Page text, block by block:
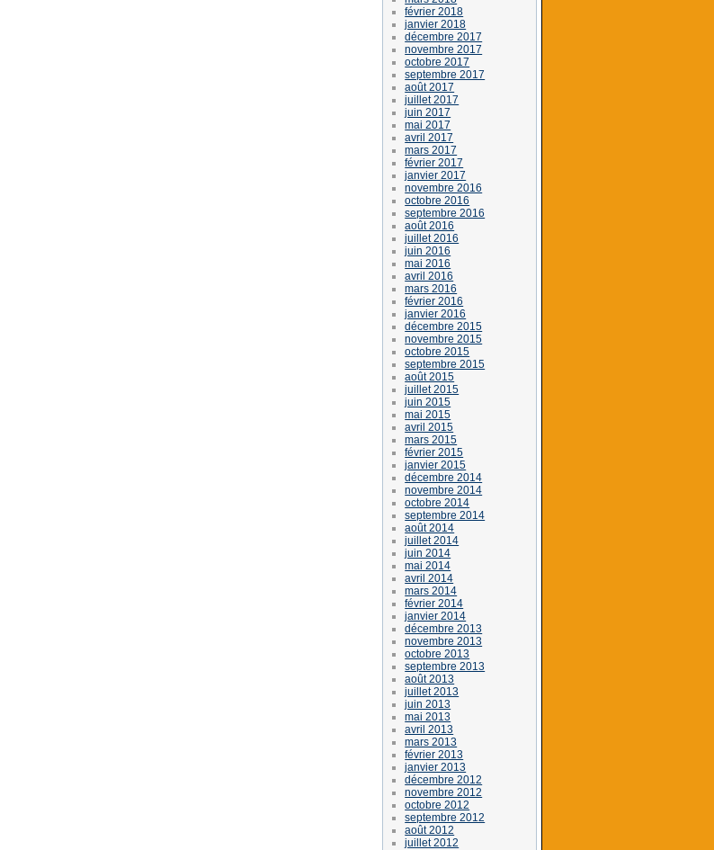
février 2018
janvier 2018
décembre 2017
novembre 2017
octobre 2017
septembre 2017
août 2017
juillet 2017
juin 2017
mai 2017
avril 2017
mars 2017
février 2017
janvier 2017
novembre 2016
octobre 2016
septembre 2016
août 2016
juillet 2016
juin 2016
mai 2016
avril 2016
mars 2016
février 2016
janvier 2016
décembre 2015
novembre 2015
octobre 2015
septembre 2015
août 2015
juillet 2015
juin 2015
mai 2015
avril 2015
mars 2015
février 2015
janvier 2015
décembre 2014
novembre 2014
octobre 2014
septembre 2014
août 2014
juillet 2014
juin 2014
mai 2014
avril 2014
mars 2014
février 2014
janvier 2014
décembre 2013
novembre 2013
octobre 2013
septembre 2013
août 2013
juillet 2013
juin 2013
mai 2013
avril 2013
mars 2013
février 2013
janvier 2013
décembre 2012
novembre 2012
octobre 2012
septembre 2012
août 2012
juillet 2012